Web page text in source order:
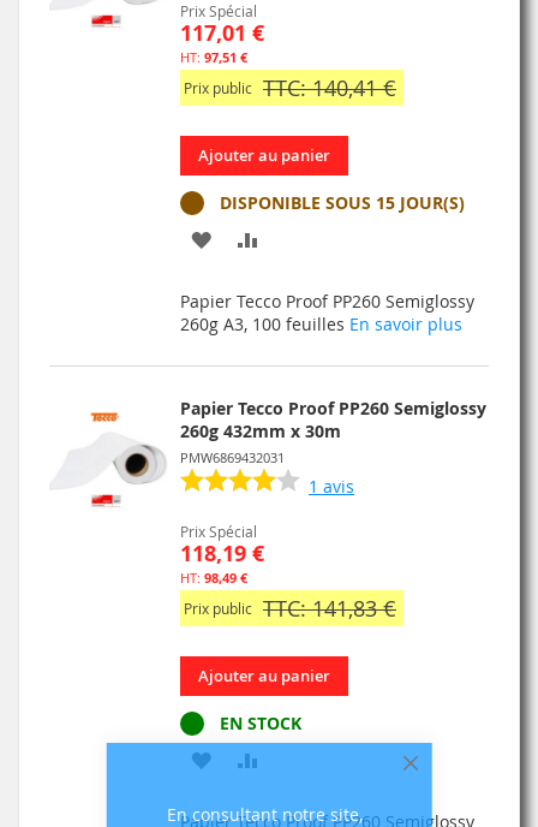
Fermer
En consultant notre site,
Prix Spécial
117,01 €
97,51 €
Prix public TTC: 140,41 €
Ajouter au panier
DISPONIBLE SOUS 15 JOUR(S)
AJOUTER
MA
LISTE
D’ENVIE
COMPARATEUR
Papier Tecco Proof PP260 Semiglossy
260g A3, 100 feuilles En savoir plus
Papier Tecco Proof PP260 Semiglossy
260g 432mm x 30m
PMW6869432031
1 avis
Prix Spécial
118,19 €
98,49 €
Prix public TTC: 141,83 €
Ajouter au panier
EN STOCK
AJOUTER
Papier Tecco Proof PP260 Semiglossy